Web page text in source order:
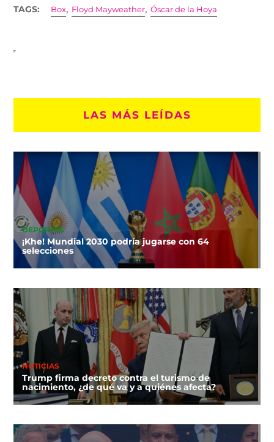
TAGS: Box, Floyd Mayweather,Óscar de la Hoya
LAS MÁS LEÍDAS
DEPORTES
¡Khe! Mundial 2030 podría jugarse con 64
selecciones
NOTICIAS
Trump firma decreto contra el turismo de
nacimiento, ¿de qué va y a quiénes afecta?